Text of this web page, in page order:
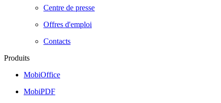
Centre de presse
Offres d'emploi
Contacts
Produits
MobiOffice
MobiPDF